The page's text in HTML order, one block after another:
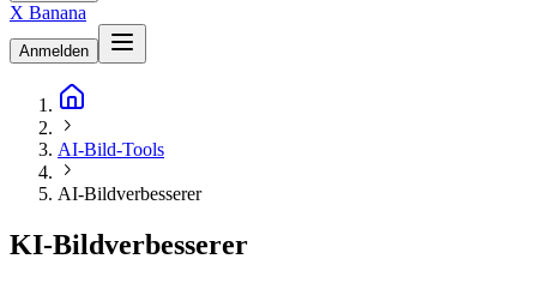
X Banana
Anmelden
AI-Bild-Tools
AI-Bildverbesserer
KI-Bildverbesserer